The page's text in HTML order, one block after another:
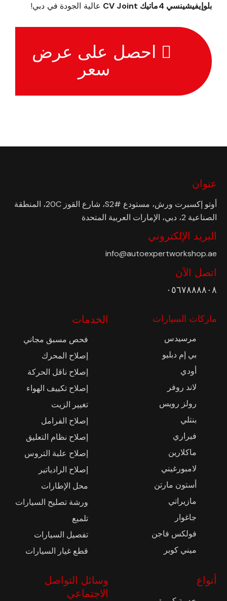
بلوإيفيشينسي 4ماتيك CV Joint
عالية الجودة في دبي!
احصل على عرض
سعر
عنوان
أوتو إكسبرت ورش، مستودع #S2، شارع القوز 20C، المنطقة
الصناعية 2، دبي، الإمارات العربية المتحدة
البريد الإلكتروني
info@autoexpertworkshop.ae
اتصل الآن
٠٥٦٧٨٨٨٨٠٨
ماركات السيارات
مرسيدس
بي إم دبليو
أودي
لاند روفر
رولز رويس
بنتلي
فيراري
ماكلارين
لامبورغيني
أستون مارتن
مازيراتي
جاغوار
فولكس فاجن
ميني كوبر
الخدمات
فحص مسبق مجاني
إصلاح المحرك
إصلاح ناقل الحركة
إصلاح تكييف الهواء
تغيير الزيت
إصلاح الفرامل
إصلاح نظام التعليق
إصلاح علبة التروس
إصلاح الرادياتير
محل الإطارات
ورشة تصليح السيارات
تلميع
تفصيل السيارات
قطع غيار السيارات
أنواع
وسائل التواصل
الاجتماعي